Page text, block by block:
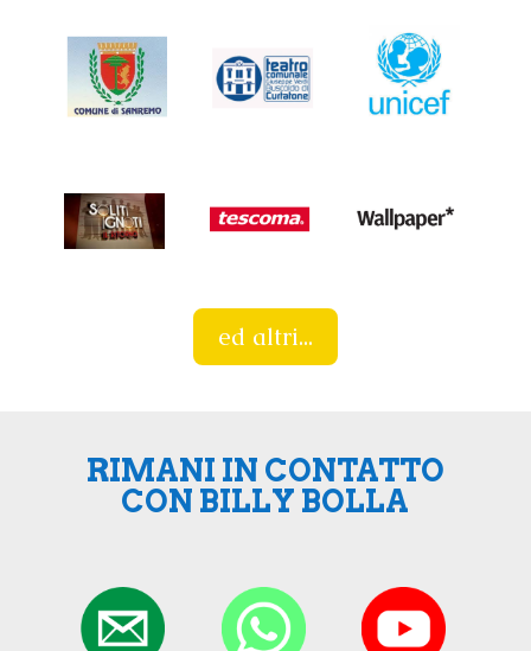
ed altri...
RIMANI IN CONTATTO
CON BILLY BOLLA